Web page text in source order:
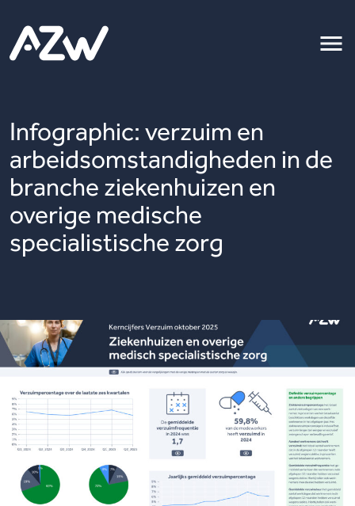
Infographic: verzuim en
arbeidsomstandigheden in de
branche ziekenhuizen en
overige medische
specialistische zorg